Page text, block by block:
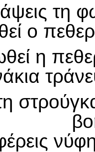
τη
ο
η